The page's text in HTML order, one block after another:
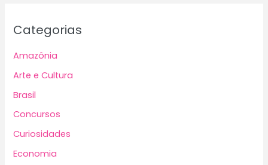
Categorias
Amazônia
Arte e Cultura
Brasil
Concursos
Curiosidades
Economia